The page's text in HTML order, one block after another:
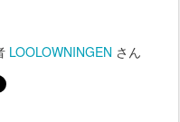
LOOLOWNINGEN さん